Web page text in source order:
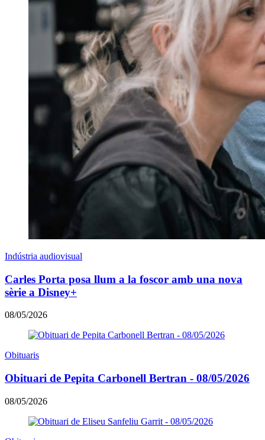
Indústria audiovisual
Carles Porta posa llum a la foscor amb una nova
sèrie a Disney+
08/05/2026
Obituaris
Obituari de Pepita Carbonell Bertran - 08/05/2026
08/05/2026